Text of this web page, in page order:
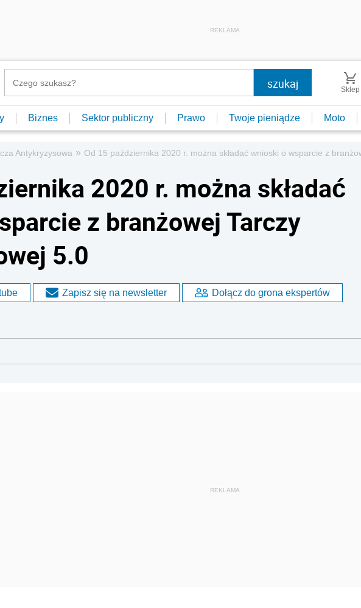
REKLAMA
Sklep
Biznes Sektor publiczny Prawo Twoje pieniądze Moto
Antykryzysowa » Od 15 października 2020 r. można składać wnioski o wsparcie z
2020 r. można składać
z branżowej Tarczy
5.0
Zapisz się na newsletter Dołącz do grona ekspertów